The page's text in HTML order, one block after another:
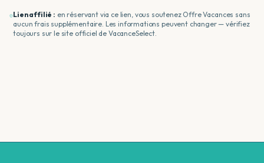
Lien affilié : en réservant via ce lien, vous soutenez Offre Vacances sans
aucun frais supplémentaire. Les informations peuvent changer — vérifiez
toujours sur le site officiel de VacanceSelect.